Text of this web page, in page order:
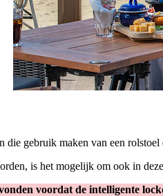
die gebruik maken van een
is het mogelijk om ook in
voordat de intelligente